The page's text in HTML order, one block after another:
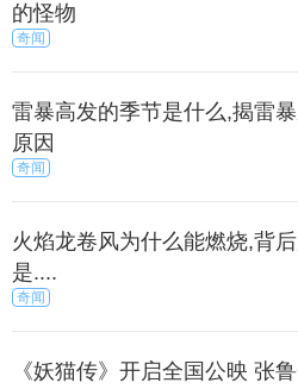
人说这样的剧情设定，周
，历史中的周莹和吴聘是
女儿，但是出生没多久夭折
还要惨，后来周莹也是认了
来源：秀目网
的怪物
奇闻
雷暴高发的季节是什么,揭雷
原因
奇闻
火焰龙卷风为什么能燃烧,背
是....
奇闻
《妖猫传》开启全国公映 张